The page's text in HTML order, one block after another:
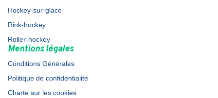
Hockey-sur-glace
Rink-hockey
Roller-hockey
Mentions légales
Conditions Générales
Politique de confidentialité
Charte sur les cookies